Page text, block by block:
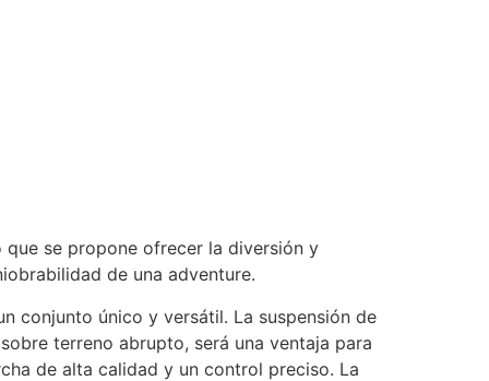
que se propone ofrecer la diversión y
de una adventure.
conjunto único y versátil. La suspensión de
terreno abrupto, será una ventaja para
de alta calidad y un control preciso. La